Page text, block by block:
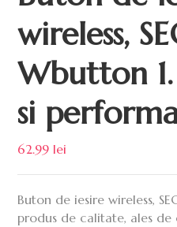
wireless,
Wbutton
si
62.99 lei
Buton de iesire wireless,
produs de calitate, ales